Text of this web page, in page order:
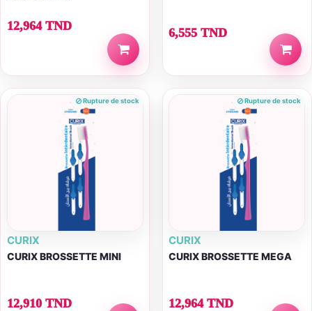
12,964 TND
6,555 TND
Rupture de stock
CURIX
CURIX BROSSETTE MINI
12,910 TND
Rupture de stock
CURIX
CURIX BROSSETTE MEGA
12,964 TND